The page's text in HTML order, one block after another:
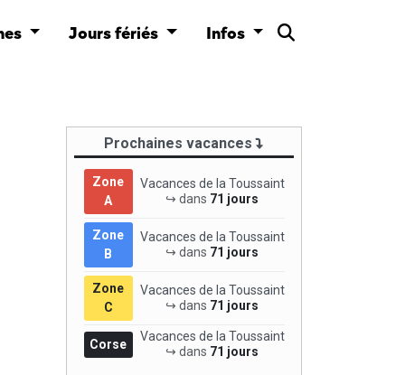
Jours fériés Infos
Prochaines vacances
Zone
A
Vacances de la Toussaint
↪ dans 71 jours
Zone
B
Vacances de la Toussaint
↪ dans 71 jours
Zone
C
Vacances de la Toussaint
↪ dans 71 jours
Corse
Vacances de la Toussaint
↪ dans 71 jours